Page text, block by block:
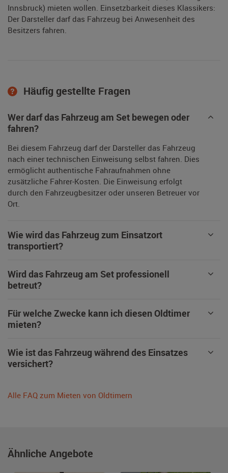
Innsbruck) mieten wollen. Einsetzbarkeit dieses Klassikers:
Der Darsteller darf das Fahrzeug bei Anwesenheit des
Besitzers fahren.
Häufig gestellte Fragen
Wer darf das Fahrzeug am Set bewegen oder
fahren?
Bei diesem Fahrzeug darf der Darsteller das Fahrzeug
nach einer technischen Einweisung selbst fahren. Dies
ermöglicht authentische Fahraufnahmen ohne
zusätzliche Fahrer-Kosten. Die Einweisung erfolgt
durch den Fahrzeugbesitzer oder unseren Betreuer vor
Ort.
Wie wird das Fahrzeug zum Einsatzort
transportiert?
Wird das Fahrzeug am Set professionell
betreut?
Für welche Zwecke kann ich diesen Oldtimer
mieten?
Wie ist das Fahrzeug während des Einsatzes
versichert?
Alle FAQ zum Mieten von Oldtimern
Ähnliche Angebote